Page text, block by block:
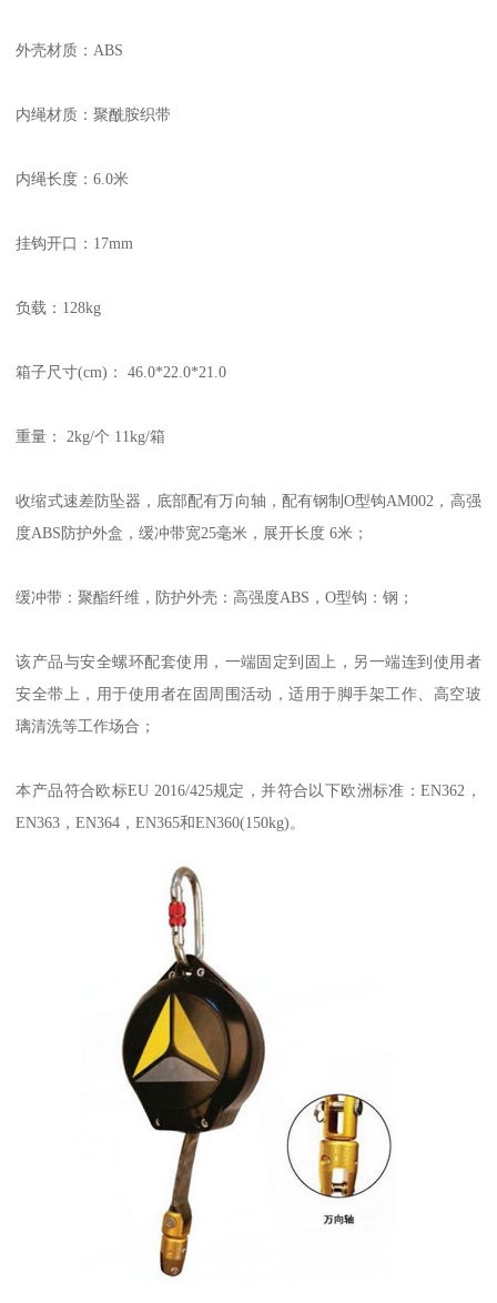
外壳材质：ABS
内绳材质：聚酰胺织带
内绳长度：6.0米
挂钩开口：17mm
负载：128kg
箱子尺寸(cm)： 46.0*22.0*21.0
重量： 2kg/个 11kg/箱
收缩式速差防坠器，底部配有万向轴，配有钢制O型钩AM002，高强
度ABS防护外盒，缓冲带宽25毫米，展开长度 6米；
缓冲带：聚酯纤维，防护外壳：高强度ABS，O型钩：钢；
该产品与安全螺环配套使用，一端固定到固上，另一端连到使用者
安全带上，用于使用者在固周围活动，适用于脚手架工作、高空玻
璃清洗等工作场合；
本产品符合欧标EU 2016/425规定，并符合以下欧洲标准：EN362，
EN363，EN364，EN365和EN360(150kg)。